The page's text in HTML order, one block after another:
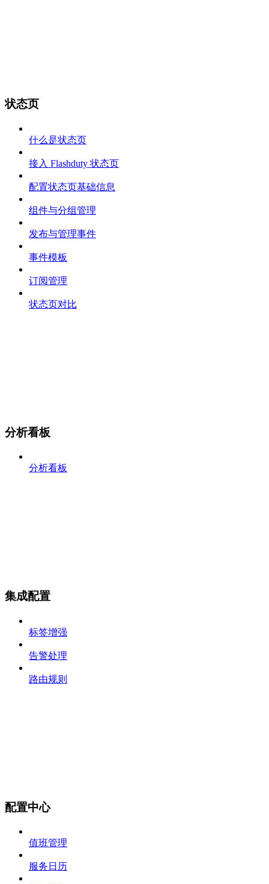
状态页
什么是状态页
接入 Flashduty 状态页
配置状态页基础信息
组件与分组管理
发布与管理事件
事件模板
订阅管理
状态页对比
分析看板
分析看板
集成配置
标签增强
告警处理
路由规则
配置中心
值班管理
服务日历